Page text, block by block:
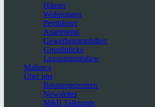
Häuser
Wohnungen
Penthäuser
Apartments
Gewerbeimmobilien
Grundstücke
Luxusimmobilien
Mallorca
Über uns
Beratungszentren
Newsletter
M&B Talkrunde